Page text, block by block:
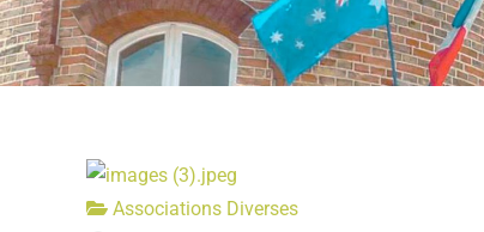
Associations Diverses